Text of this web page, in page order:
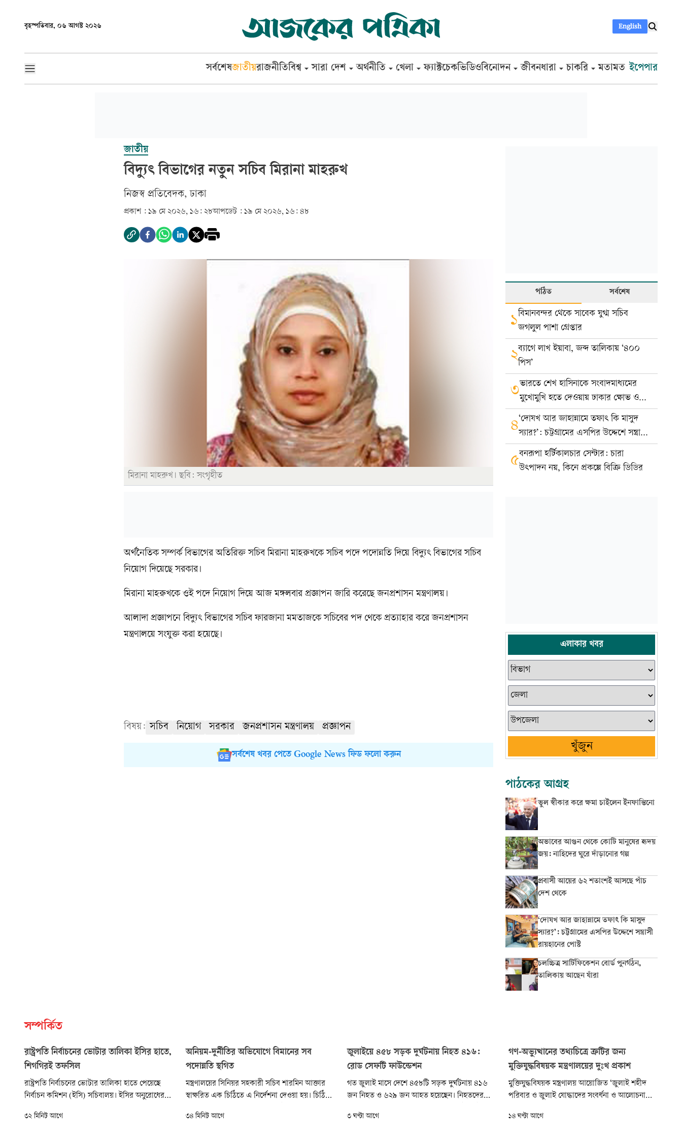
বৃহস্পতিবার, ০৬ আগস্ট ২০২৬ English
সর্বশেষজাতীয়রাজনীতিবিশ্ব সারা দেশ অর্থনীতি খেলা ফ্যাক্টচেকভিডিওবিনোদন জীবনধারা চাকরি মতামত ইপেপার
জাতীয়
বিদ্যুৎ বিভাগের নতুন সচিব মিরানা মাহরুখ
‎নিজস্ব প্রতিবেদক, ঢাকা‎
প্রকাশ : ১৯ মে ২০২৬, ১৬: ২৮আপডেট : ১৯ মে ২০২৬, ১৬: ৪৮
মিরানা মাহরুখ। ছবি: সংগৃহীত
অর্থনৈতিক সম্পর্ক বিভাগের অতিরিক্ত সচিব মিরানা মাহরুখকে সচিব পদে পদোন্নতি দিয়ে বিদ্যুৎ বিভাগের সচিব
নিয়োগ দিয়েছে সরকার।
মিরানা মাহরুখকে ওই পদে নিয়োগ দিয়ে আজ মঙ্গলবার প্রজ্ঞাপন জারি করেছে জনপ্রশাসন মন্ত্রণালয়।
আলাদা প্রজ্ঞাপনে বিদ্যুৎ বিভাগের সচিব ফারজানা মমতাজকে সচিবের পদ থেকে প্রত্যাহার করে জনপ্রশাসন
মন্ত্রণালয়ে সংযুক্ত করা হয়েছে।
বিষয়: সচিব নিয়োগ সরকার জনপ্রশাসন মন্ত্রণালয় প্রজ্ঞাপন
সর্বশেষ খবর পেতে Google News ফিড ফলো করুন
পঠিত সর্বশেষ
১বিমানবন্দর থেকে সাবেক যুগ্ম সচিব
জগলুল পাশা গ্রেপ্তার
২ব্যাগে লাখ ইয়াবা, জব্দ তালিকায় ‘৪০০
পিস’
৩ভারতে শেখ হাসিনাকে সংবাদমাধ্যমের
মুখোমুখি হতে দেওয়ায় ঢাকার ক্ষোভ ও
প্রতিবাদ
৪‘দোযখ আর জাহান্নামে তফাৎ কি মাসুদ
স্যার?’: চট্টগ্রামের এসপির উদ্দেশে সন্ত্রাসী
রায়হানের পোস্ট
৫বনরূপা হর্টিকালচার সেন্টার: চারা
উৎপাদন নয়, কিনে প্রকল্পে বিক্রি ডিডির
এলাকার খবর
খুঁজুন
পাঠকের আগ্রহ
ভুল স্বীকার করে ক্ষমা চাইলেন ইনফান্তিনো
অভাবের আগুন থেকে কোটি মানুষের হৃদয়
জয়: নাহিদের ঘুরে দাঁড়ানোর গল্প
প্রবাসী আয়ের ৬২ শতাংশই আসছে পাঁচ
দেশ থেকে
‘দোযখ আর জাহান্নামে তফাৎ কি মাসুদ
স্যার?’: চট্টগ্রামের এসপির উদ্দেশে সন্ত্রাসী
রায়হানের পোস্ট
চলচ্চিত্র সার্টিফিকেশন বোর্ড পুনর্গঠন,
তালিকায় আছেন যাঁরা
সম্পর্কিত
রাষ্ট্রপতি নির্বাচনের ভোটার তালিকা ইসির হাতে,
শিগগিরই তফসিল
রাষ্ট্রপতি নির্বাচনের ভোটার তালিকা হাতে পেয়েছে
নির্বাচন কমিশন (ইসি) সচিবালয়। ইসির অনুরোধের
সরবরাহ করেছে বলে ইসি সূত্র জানিয়েছে। তবে
৩২ মিনিট আগে
অনিয়ম-দুর্নীতির অভিযোগে বিমানের সব
পদোন্নতি স্থগিত
মন্ত্রণালয়ের সিনিয়র সহকারী সচিব শারমিন আক্তার
স্বাক্ষরিত এক চিঠিতে এ নির্দেশনা দেওয়া হয়। চিঠিতে
সংক্রান্ত গুরুতর অভিযোগ তদন্তের জন্য মন্ত্রণালয়
৩৪ মিনিট আগে
জুলাইয়ে ৪৫৮ সড়ক দুর্ঘটনায় নিহত ৪১৬:
রোড সেফটি ফাউন্ডেশন
গত জুলাই মাসে দেশে ৪৫৮টি সড়ক দুর্ঘটনায় ৪১৬
জন নিহত ও ৬২৯ জন আহত হয়েছেন। নিহতদের
দুর্ঘটনায় প্রাণ গেছে ১৩৮ জনের, যা মোট নিহতের
৩ ঘণ্টা আগে
গণ-অভ্যুত্থানের তথ্যচিত্রে ত্রুটির জন্য
মুক্তিযুদ্ধবিষয়ক মন্ত্রণালয়ের দুঃখ প্রকাশ
মুক্তিযুদ্ধবিষয়ক মন্ত্রণালয় আয়োজিত ‘জুলাই শহীদ
পরিবার ও জুলাই যোদ্ধাদের সংবর্ধনা ও আলোচনা
গুরুত্বপূর্ণ ঘটনাপ্রবাহ ও অবদান যথাযথভাবে
১৪ ঘণ্টা আগে